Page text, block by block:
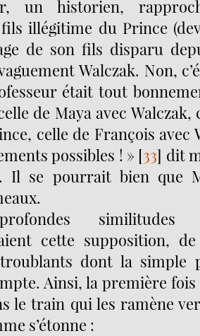
un historien,
illégitime du Prince
de son fils disparu
Walczak. Non,
était tout
de Maya avec
celle de François avec
possibles ! » [33] dit
Il se pourrait bien que
similitudes
cette supposition,
dont la simple
Ainsi, la première fois
le train qui les ramène
s’étonne :